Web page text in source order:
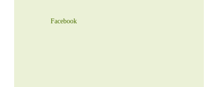
Facebook